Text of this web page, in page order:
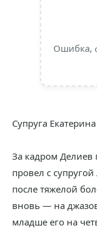
Ошибка,
Супруга
За кадром Делиев
провел с
после тяжелой
вновь — на
младше его на